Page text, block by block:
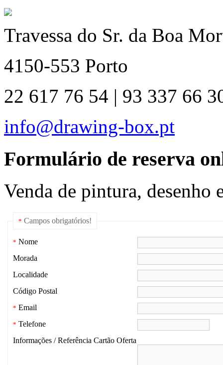
Travessa do Sr. da Boa
4150-553 Porto
22 617 76 54 | 93 337 66
info@drawing-box.pt
Formulário de reserva
Venda de pintura,
* Campos obrigatórios!
* Nome
Morada
Localidade
Código Postal
* Email
* Telefone
Informações / Referência Cartão Oferta